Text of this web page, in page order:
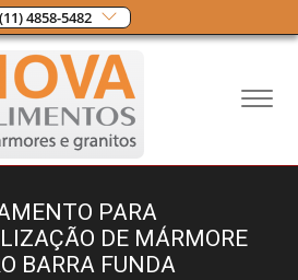
(11) 4858-5482
PARA
DE MÁRMORE
BARRA FUNDA